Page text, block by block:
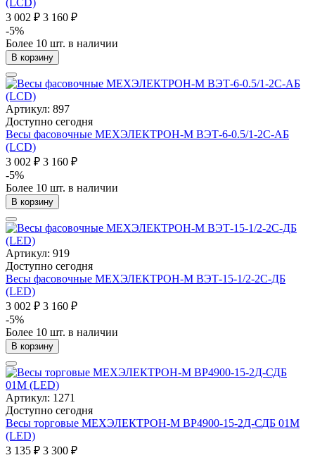
(LCD)
3 002 ₽ 3 160 ₽
-5%
Более 10 шт. в наличии
В корзину
Артикул: 897
Доступно сегодня
Весы фасовочные МЕХЭЛЕКТРОН-М ВЭТ-6-0.5/1-2С-АБ
(LCD)
3 002 ₽ 3 160 ₽
-5%
Более 10 шт. в наличии
В корзину
Артикул: 919
Доступно сегодня
Весы фасовочные МЕХЭЛЕКТРОН-М ВЭТ-15-1/2-2С-ДБ
(LED)
3 002 ₽ 3 160 ₽
-5%
Более 10 шт. в наличии
В корзину
Артикул: 1271
Доступно сегодня
Весы торговые МЕХЭЛЕКТРОН-М ВР4900-15-2Д-СДБ 01М
(LED)
3 135 ₽ 3 300 ₽